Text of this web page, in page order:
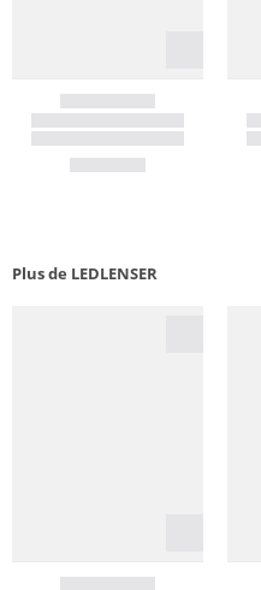
Plus de LEDLENSER